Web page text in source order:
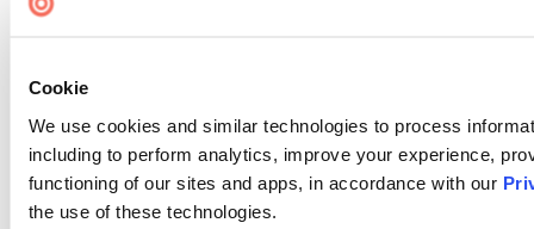
Cookie
We use cookies and similar technologies to process
including to perform analytics, improve your experience,
functioning of our sites and apps, in accordance with our
the use of these technologies.